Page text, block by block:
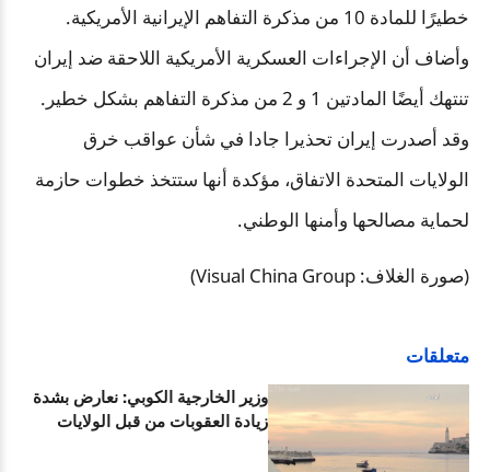
خطيرًا للمادة 10 من مذكرة التفاهم الإيرانية الأمريكية.
وأضاف أن الإجراءات العسكرية الأمريكية اللاحقة ضد إيران
تنتهك أيضًا المادتين 1 و 2 من مذكرة التفاهم بشكل خطير.
وقد أصدرت إيران تحذيرا جادا في شأن عواقب خرق
الولايات المتحدة الاتفاق، مؤكدة أنها ستتخذ خطوات حازمة
لحماية مصالحها وأمنها الوطني.
(صورة الغلاف: Visual China Group)
متعلقات
وزير الخارجية الكوبي: نعارض بشدة
زيادة العقوبات من قبل الولايات